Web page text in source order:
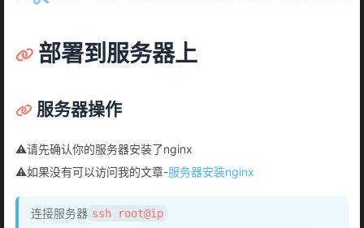
部署到服务器上
服务器操作
⚠️请先确认你的服务器安装了nginx
⚠️如果没有可以访问我的文章-服务器安装nginx
连接服务器 ssh root@ip